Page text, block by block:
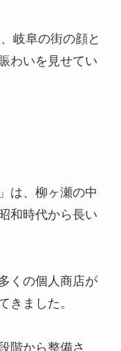
岐阜の街の顔と
わいを見せてい
は、柳ヶ瀬の中
和時代から長い
くの個人商店が
きました。
階から整備さ